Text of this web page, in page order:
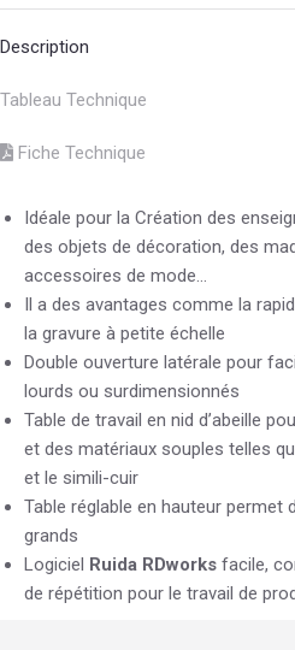
Description
Tableau Technique
Fiche Technique
Idéale pour la Création des
des objets de décoration, des
accessoires de mode…
Il a des avantages comme la
la gravure à petite échelle
Double ouverture latérale pour
lourds ou surdimensionnés
Table de travail en nid d’abeille
et des matériaux souples telles
et le simili-cuir
Table réglable en hauteur permet
grands
Logiciel Ruida RDworks facile,
de répétition pour le travail de